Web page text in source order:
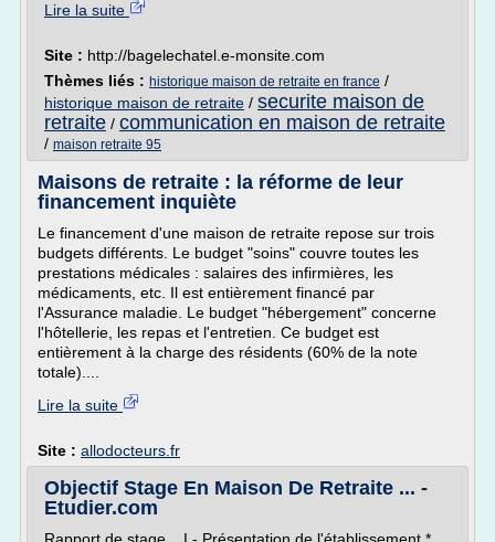
Lire la suite
Site : http://bagelechatel.e-monsite.com
Thèmes liés : historique maison de retraite en france /
historique maison de retraite / securite maison de
retraite / communication en maison de retraite
/ maison retraite 95
Maisons de retraite : la réforme de leur
financement inquiète
Le financement d'une maison de retraite repose sur trois
budgets différents. Le budget "soins" couvre toutes les
prestations médicales : salaires des infirmières, les
médicaments, etc. Il est entièrement financé par
l'Assurance maladie. Le budget "hébergement" concerne
l'hôtellerie, les repas et l'entretien. Ce budget est
entièrement à la charge des résidents (60% de la note
totale)....
Lire la suite
Site : allodocteurs.fr
Objectif Stage En Maison De Retraite ... -
Etudier.com